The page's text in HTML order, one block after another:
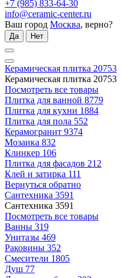
+7 (985) 833-64-30
info@ceramic-center.ru
Ваш город Москва, верно?
Да Нет
Керамическая плитка 20753
Керамическая плитка 20753
Посмотреть все товары
Плитка для ванной 8779
Плитка для кухни 1884
Плитка для пола 552
Керамогранит 9374
Мозаика 832
Клинкер 106
Плитка для фасадов 212
Клей и затирка 111
Вернуться обратно
Сантехника 3591
Сантехника 3591
Посмотреть все товары
Ванны 319
Унитазы 469
Раковины 352
Смесители 1805
Душ 77